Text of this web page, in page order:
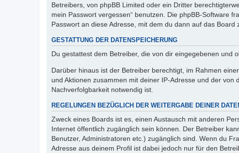
Betreibers, von phpBB Limited oder ein Dritter
mein Passwort vergessen“ benutzen. Die phpBB-Software
Passwort an diese Adresse, mit dem du dann auf das Board
GESTATTUNG DER DATENSPEICHERUNG
Du gestattest dem Betreiber, die von dir eingegebenen und
Darüber hinaus ist der Betreiber berechtigt, im Rahmen
und Aktionen zusammen mit deiner IP-Adresse und der
Nachverfolgbarkeit notwendig ist.
REGELUNGEN BEZÜGLICH DER WEITERGABE DEINER
Zweck eines Boards ist es, einen Austausch mit anderen
Internet öffentlich zugänglich sein können. Der Betreiber
Benutzer, Administratoren etc.) zugänglich sind. Wenn du
Adresse aus deinem Profil ist dabei jedoch nur für den